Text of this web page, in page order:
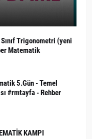
Trigonometri (yeni
Matematik
5.Gün - Temel
#rmtayfa - Rehber
KAMPI